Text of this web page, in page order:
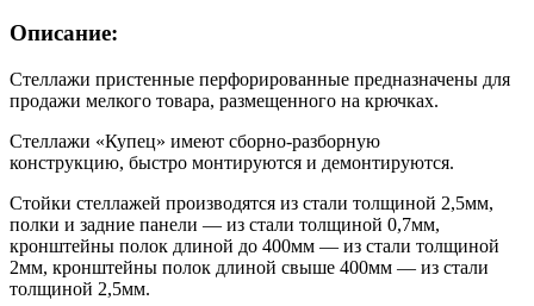
Описание:
Стеллажи пристенные перфорированные предназначены для
продажи мелкого товара, размещенного на крючках.
Стеллажи «Купец» имеют сборно-разборную
конструкцию, быстро монтируются и демонтируются.
Стойки стеллажей производятся из стали толщиной 2,5мм,
полки и задние панели — из стали толщиной 0,7мм,
кронштейны полок длиной до 400мм — из стали толщиной
2мм, кронштейны полок длиной свыше 400мм — из стали
толщиной 2,5мм.